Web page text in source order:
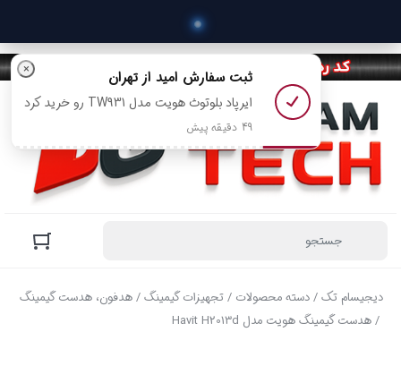
دیجیسام تک/دسته محصولات /تجهیزات گیمینگ/هدفون، هدست گیمینگ
/ هدست گیمینگ هویت مدل Havit H2013d
خرید
× ثبت سفارش امید از تهران
ایرپاد بلوتوث هویت مدل TW931 رو خرید کرد
49 دقیقه پیش